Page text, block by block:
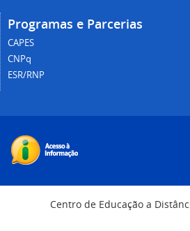
Programas e Parcerias
CAPES
CNPq
ESR/RNP
Centro de Educação a